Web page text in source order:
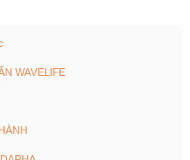
WAVELIFE